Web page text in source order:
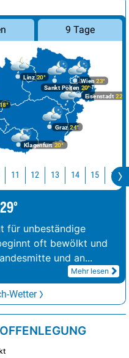
9 Tage
Graz24°
Klagenfurt 20°
Linz20°
Wien 23°
Eisenstadt 22°
Sankt Pölten20°
11 12 13 14 15 16
für unbeständige
oft bewölkt und
und an...
Mehr lesen
Wetter